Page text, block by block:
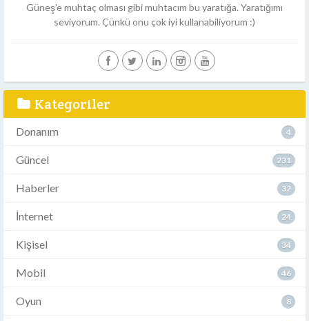
Güneş'e muhtaç olması gibi muhtacım bu yaratığa. Yaratığımı
seviyorum. Çünkü onu çok iyi kullanabiliyorum :)
Kategoriler
Donanım 4
Güncel 231
Haberler 32
İnternet 24
Kişisel 34
Mobil 46
Oyun 8